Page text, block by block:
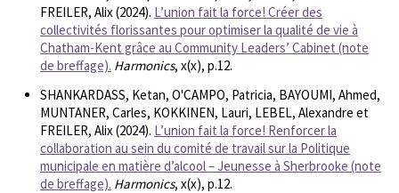
FREILER, Alix (2024). L’union fait la force! Créer des
collectivités florissantes pour optimiser la qualité de vie à
Chatham-Kent grâce au Community Leaders’ Cabinet (note
de breffage). Harmonics, x(x), p.12.
SHANKARDASS, Ketan, O'CAMPO, Patricia, BAYOUMI, Ahmed,
MUNTANER, Carles, KOKKINEN, Lauri, LEBEL, Alexandre et
FREILER, Alix (2024). L’union fait la force! Renforcer la
collaboration au sein du comité de travail sur la Politique
municipale en matière d’alcool – Jeunesse à Sherbrooke (note
de breffage). Harmonics, x(x), p.12.